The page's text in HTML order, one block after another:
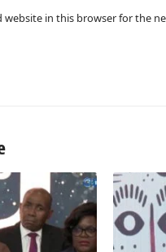
website in this browser for the